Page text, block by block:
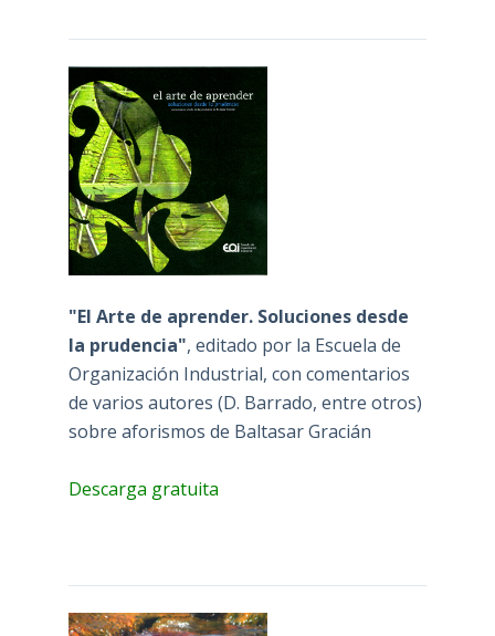
"El Arte de aprender. Soluciones desde
la prudencia", editado por la Escuela de
Organización Industrial, con comentarios
de varios autores (D. Barrado, entre otros)
sobre aforismos de Baltasar Gracián
Descarga gratuita